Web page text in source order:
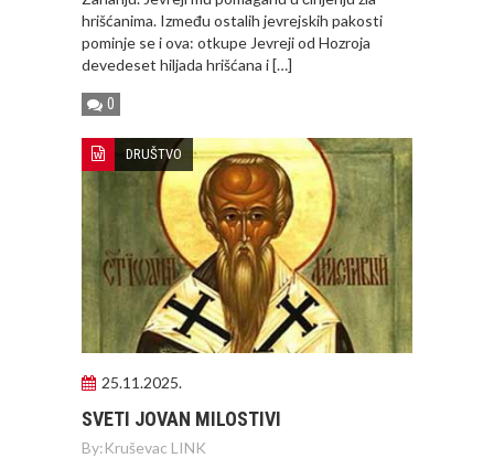
hrišćanima. Između ostalih jevrejskih pakosti
pominje se i ova: otkupe Jevreji od Hozroja
devedeset hiljada hrišćana i […]
0
DRUŠTVO
25.11.2025.
SVETI JOVAN MILOSTIVI
By:Kruševac LINK